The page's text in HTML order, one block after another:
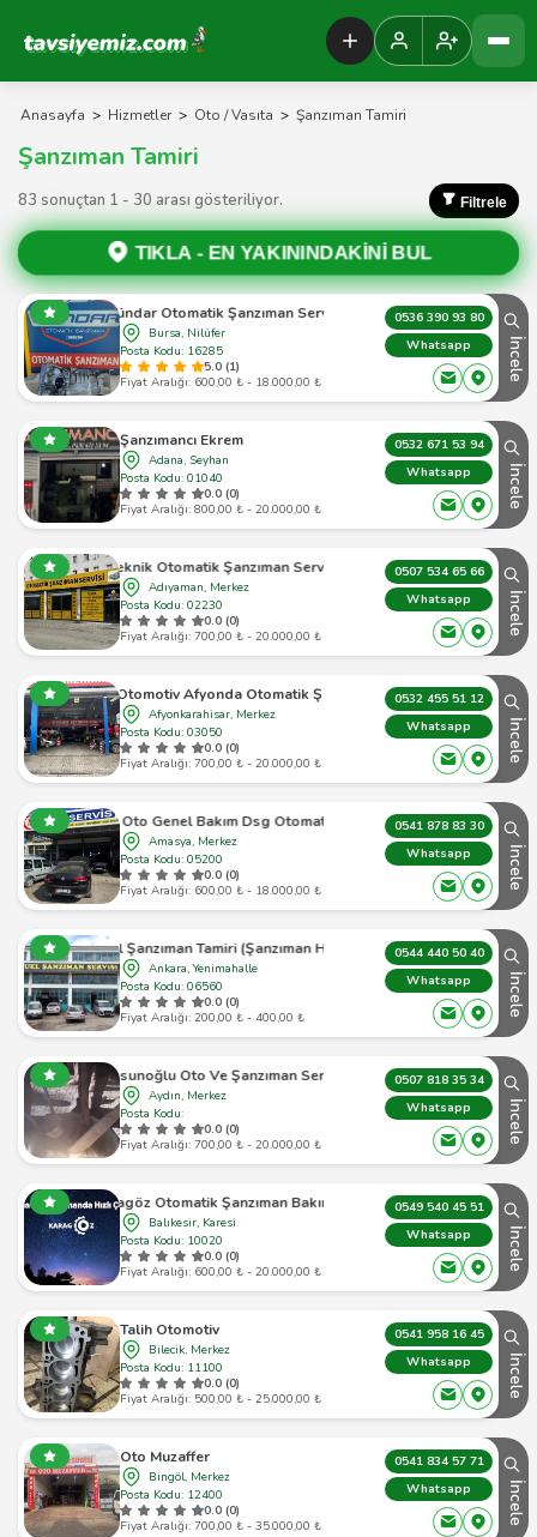
Tavsiyemiz Anasayfa
Anasayfa > Hizmetler > Oto / Vasıta > Şanzıman Tamiri
Şanzıman Tamiri
83 sonuçtan 1 - 30 arası gösteriliyor. Filtrele
TIKLA - EN YAKININDAKİNİ BUL
Dündar Otomatik Şanzıman Servisi
Bursa, Nilüfer
Posta Kodu: 16285
5.0 (1)
Fiyat Aralığı: 600,00 ₺ - 18.000,00 ₺
0536 390 93 80
Whatsapp
İncele
Şanzımancı Ekrem
Adana, Seyhan
Posta Kodu: 01040
0.0 (0)
Fiyat Aralığı: 800,00 ₺ - 20.000,00 ₺
0532 671 53 94
Whatsapp
İncele
Teknik Otomatik Şanzıman Servisi
Adıyaman, Merkez
Posta Kodu: 02230
0.0 (0)
Fiyat Aralığı: 700,00 ₺ - 20.000,00 ₺
0507 534 65 66
Whatsapp
İncele
Otomotiv Afyonda Otomatik Şanzıman Tamiri
Afyonkarahisar, Merkez
Posta Kodu: 03050
0.0 (0)
Fiyat Aralığı: 700,00 ₺ - 20.000,00 ₺
0532 455 51 12
Whatsapp
İncele
Oto Genel Bakım Dsg Otomatik Şanzuman Servisi
Amasya, Merkez
Posta Kodu: 05200
0.0 (0)
Fiyat Aralığı: 600,00 ₺ - 18.000,00 ₺
0541 878 83 30
Whatsapp
İncele
Manuel Şanzıman Tamiri (Şanzıman Hastanesi)
Ankara, Yenimahalle
Posta Kodu: 06560
0.0 (0)
Fiyat Aralığı: 200,00 ₺ - 400,00 ₺
0544 440 50 40
Whatsapp
İncele
Tosunoğlu Oto Ve Şanzıman Servisi
Aydın, Merkez
Posta Kodu:
0.0 (0)
Fiyat Aralığı: 700,00 ₺ - 20.000,00 ₺
0507 818 35 34
Whatsapp
İncele
Otomatik Şanzıman Bakım & Onarım Servisi
Balıkesir, Karesi
Posta Kodu: 10020
0.0 (0)
Fiyat Aralığı: 600,00 ₺ - 20.000,00 ₺
0549 540 45 51
Whatsapp
İncele
Talih Otomotiv
Bilecik, Merkez
Posta Kodu: 11100
0.0 (0)
Fiyat Aralığı: 500,00 ₺ - 25.000,00 ₺
0541 958 16 45
Whatsapp
İncele
Oto Muzaffer
Bingöl, Merkez
Posta Kodu: 12400
0.0 (0)
Fiyat Aralığı: 700,00 ₺ - 35.000,00 ₺
0541 834 57 71
Whatsapp
İncele